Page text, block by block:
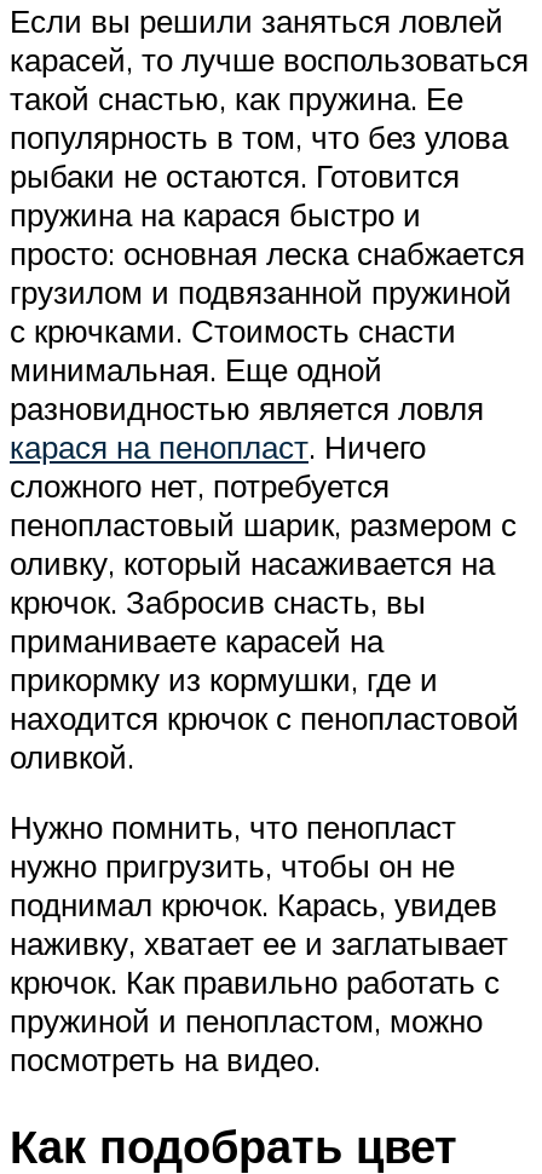
Если вы решили заняться ловлей
карасей, то лучше воспользоваться
такой снастью, как пружина. Ее
популярность в том, что без улова
рыбаки не остаются. Готовится
пружина на карася быстро и
просто: основная леска снабжается
грузилом и подвязанной пружиной
с крючками. Стоимость снасти
минимальная. Еще одной
разновидностью является ловля
карася на пенопласт. Ничего
сложного нет, потребуется
пенопластовый шарик, размером с
оливку, который насаживается на
крючок. Забросив снасть, вы
приманиваете карасей на
прикормку из кормушки, где и
находится крючок с пенопластовой
оливкой.
Нужно помнить, что пенопласт
нужно пригрузить, чтобы он не
поднимал крючок. Карась, увидев
наживку, хватает ее и заглатывает
крючок. Как правильно работать с
пружиной и пенопластом, можно
посмотреть на видео.
Как подобрать цвет